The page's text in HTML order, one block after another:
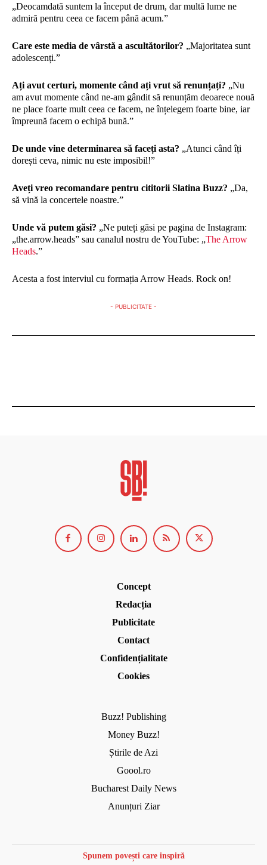
„Deocamdată suntem la început de drum, dar multă lume ne
admiră pentru ceea ce facem până acum.”
Care este media de vârstă a ascultătorilor? „Majoritatea sunt
adolescenți.”
Ați avut certuri, momente când ați vrut să renunțați? „Nu
am avut momente când ne-am gândit să renunțăm deoarece nouă
ne place foarte mult ceea ce facem, ne înțelegem foarte bine, iar
împreună facem o echipă bună.”
De unde vine determinarea să faceți asta? „Atunci când îți
dorești ceva, nimic nu este imposibil!”
Aveți vreo recomandare pentru cititorii Slatina Buzz? „Da,
să vină la concertele noastre.”
Unde vă putem găsi? „Ne puteți găsi pe pagina de Instagram:
„the.arrow.heads” sau canalul nostru de YouTube: „The Arrow
Heads.”
Acesta a fost interviul cu formația Arrow Heads. Rock on!
- PUBLICITATE -
Concept
Redacția
Publicitate
Contact
Confidențialitate
Cookies
Buzz! Publishing
Money Buzz!
Știrile de Azi
Goool.ro
Bucharest Daily News
Anunțuri Ziar
Spunem povești care inspiră